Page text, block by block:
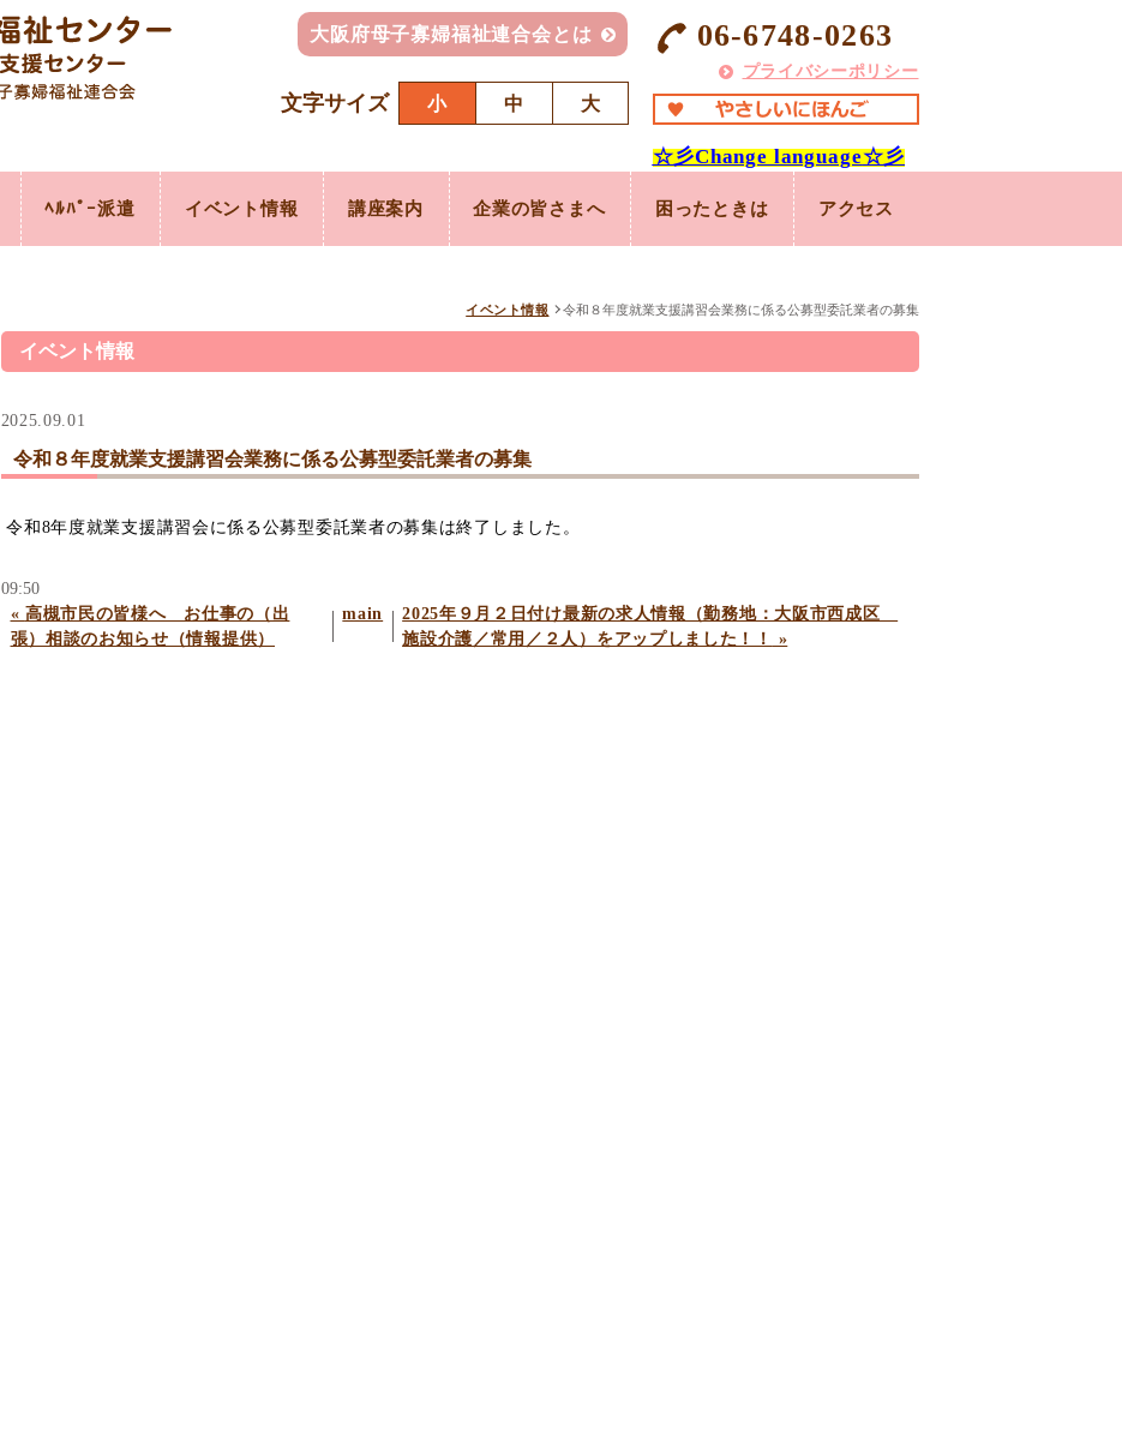
大阪府母子寡婦福祉連合会とは
文字サイズ 小 中 大
06-6748-0263
プライバシーポリシー
☆彡Change language☆彡
ﾍﾙﾊﾟｰ派遣 イベント情報 講座案内 企業の皆さまへ 困ったときは アクセス
イベント情報 令和８年度就業支援講習会業務に係る公募型委託業者の募集
イベント情報
2025.09.01
令和８年度就業支援講習会業務に係る公募型委託業者の募集
令和8年度就業支援講習会に係る公募型委託業者の募集は終了しました。
09:50
« 高槻市民の皆様へ お仕事の（出
張）相談のお知らせ（情報提供）
main
2025年９月２日付け最新の求人情報（勤務地：大阪市西成区
施設介護／常用／２人）をアップしました！！
»